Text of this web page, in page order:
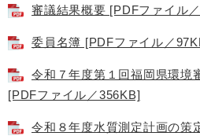
審議結果概要 [PDFファイル
委員名簿 [PDFファイル／
令和７年度第１回福岡県環境
[PDFファイル／356KB]
令和８年度水質測定計画の策